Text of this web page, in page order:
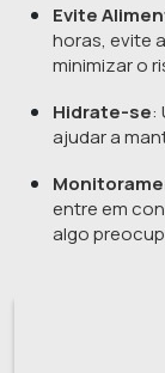
Evite
horas, evite
minimizar o
Hidrate-se:
ajudar a
entre em
algo